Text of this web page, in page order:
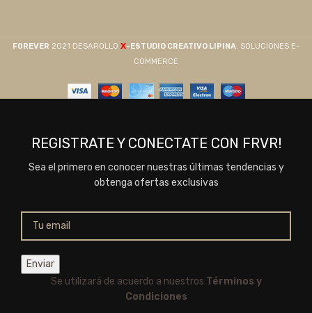
F0REVER 2021 DESAROLLO X-ESTUDIO CREATIVO LIPINA. SOLUCIONES E-
COMMERCE
REGISTRATE Y CONECTATE CON FRVR!
Sea el primero en conocer nuestras últimas tendencias y
obtenga ofertas exclusivas
Se utilizará de acuerdo a nuestros Términos y
Condiciones